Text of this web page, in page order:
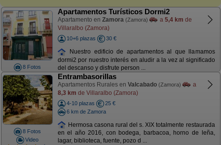
8 Fotos
Apartamentos Turísticos Dormi2
Apartamento en Zamora (Zamora) a 5,4 km de
Villaralbo (Zamora)
10+6 plazas 30 €
Nuestro edificio de apartamentos al que llamamos
dormi2 por nuestro interés en aludir a la vez al significado
del descanso y disfrute person ...
8 Fotos
Video
Entrambasorillas
Apartamentos Rurales en Valcabado (Zamora)
a
8,3 km de Villaralbo (Zamora)
4-10 plazas
25 €
6 km de Zamora
Hermosa casona rural del s. XIX totalmente restaurada
en el año 2016, con bodega, barbacoa, horno de leña,
lagar, biblioteca, fuente, pozo d ...